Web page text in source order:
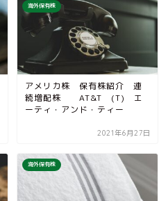
海外保有株
アメリカ株 保有株紹介 連
続増配株 AT&T (T) エ
ーティ・アンド・ティー
2021年6月27日
海外保有株